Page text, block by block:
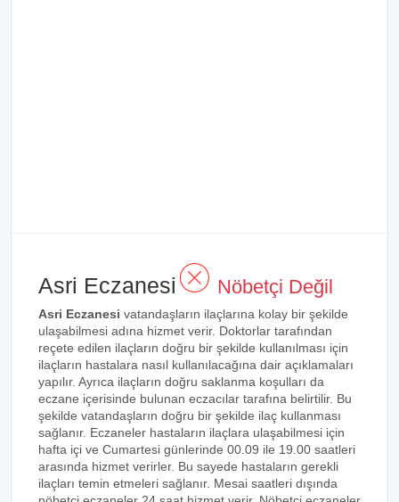
Asri Eczanesi Nöbetçi Değil
Asri Eczanesi vatandaşların ilaçlarına kolay bir şekilde
ulaşabilmesi adına hizmet verir. Doktorlar tarafından
reçete edilen ilaçların doğru bir şekilde kullanılması için
ilaçların hastalara nasıl kullanılacağına dair açıklamaları
yapılır. Ayrıca ilaçların doğru saklanma koşulları da
eczane içerisinde bulunan eczacılar tarafına belirtilir. Bu
şekilde vatandaşların doğru bir şekilde ilaç kullanması
sağlanır. Eczaneler hastaların ilaçlara ulaşabilmesi için
hafta içi ve Cumartesi günlerinde 00.09 ile 19.00 saatleri
arasında hizmet verirler. Bu sayede hastaların gerekli
ilaçları temin etmeleri sağlanır. Mesai saatleri dışında